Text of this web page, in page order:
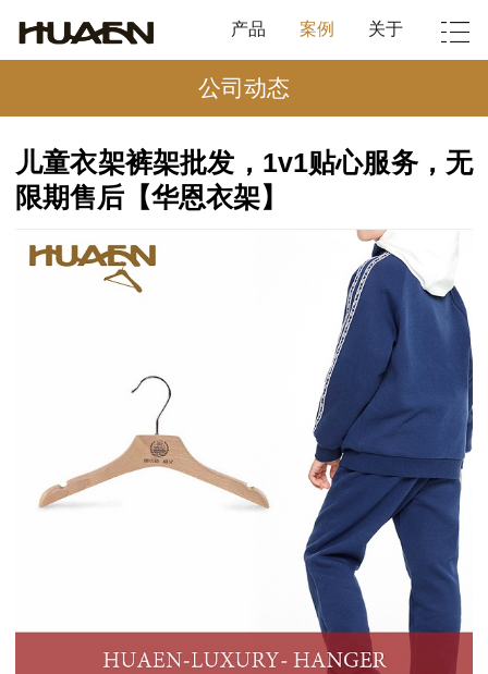
产品 案例 关于
公司动态
儿童衣架裤架批发，1v1贴心服务，无
限期售后【华恩衣架】